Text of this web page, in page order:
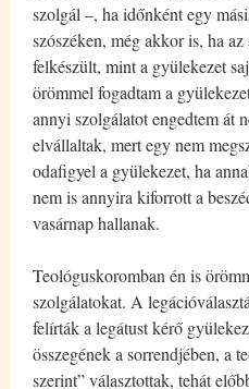
szolgál –, ha időnként egy
szószéken, még akkor is, ha
felkészült, mint a gyülekezet
örömmel fogadtam a
annyi szolgálatot engedtem át
elvállaltak, mert egy nem
odafigyel a gyülekezet, ha
nem is annyira kiforrott a
vasárnap hallanak.
Teológuskoromban én is
szolgálatokat. A
felírták a legátust kérő
összegének a sorrendjében, a
szerint” választottak, tehát